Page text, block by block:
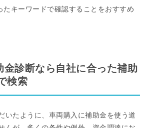
たキーワードで確認することをおすすめ
金診断なら自社に合った補助
検索
いたように、車両購入に補助金を使う道